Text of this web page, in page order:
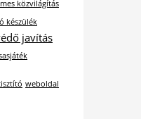
közvilágítás
készülék
javítás
weboldal